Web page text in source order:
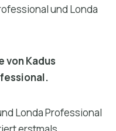
und Londa
von Kadus
Londa Professional